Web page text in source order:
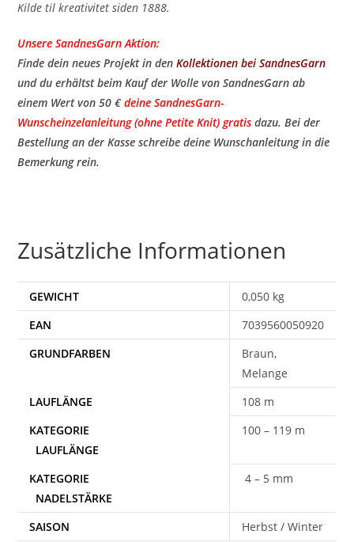
Kilde til kreativitet siden 1888.
Unsere SandnesGarn Aktion:
Finde dein neues Projekt in denKollektionen bei SandnesGarn
und du erhältst beim Kauf der Wolle von SandnesGarn ab
einem Wert von 50 €deine SandnesGarn-
Wunscheinzelanleitung (ohne Petite Knit) gratis ​ dazu. Bei der
Bestellung an der Kasse schreibe deine Wunschanleitung in die
Bemerkung rein.
Zusätzliche Informationen
GEWICHT
0,050 kg
EAN
7039560050920
Braun,
Melange
108 m
100 – 119 m
4 – 5 mm
SAISON Herbst / Winter